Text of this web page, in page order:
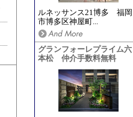
ルネッサンス21博多 福岡
市博多区神屋町...
グランフォーレプライム六
本松 仲介手数料無料